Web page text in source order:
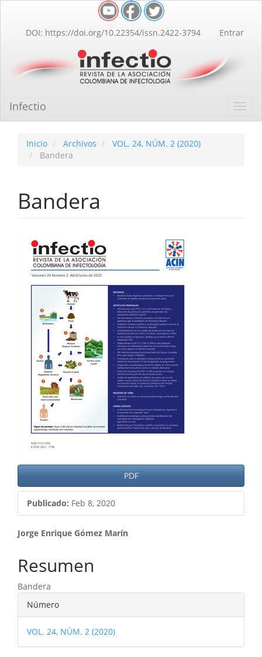
Contenido
principal
lateral
DOI: https://doi.org/10.22354/issn.2422-3794 Entrar
Infectio
Inicio Archivos
VOL. 24, NÚM. 2 (2020)
Bandera
Bandera
Barra
lateral
del
artículo
PDF
Publicado: Feb 8, 2020
Contenido
principal
del
artículo
Jorge Enrique Gómez Marín
Resumen
Bandera
Detalles
del
artículo
Número
VOL. 24, NÚM. 2 (2020)